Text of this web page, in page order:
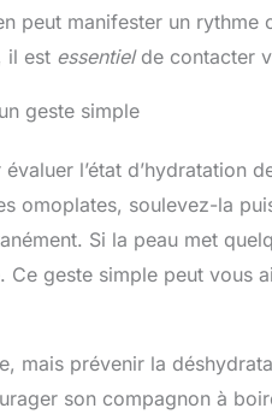
peut manifester un
il est essentielde contacter
geste simple
l’état d’hydratation
omoplates, soulevez-la
Si la peau met
Ce geste simple peut vous
mais prévenir la
son compagnon à